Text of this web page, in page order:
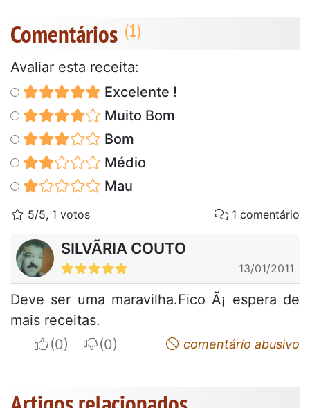
Comentários
Avaliar esta receita:
Excelente !
Muito Bom
Bom
Médio
Mau
5/5, 1 votos 1 comentário
SILVÃRIA COUTO
13/01/2011
Deve ser uma maravilha.Fico Ã¡ espera de
mais receitas.
I apreciateI do not appreciatecomentário abusivo